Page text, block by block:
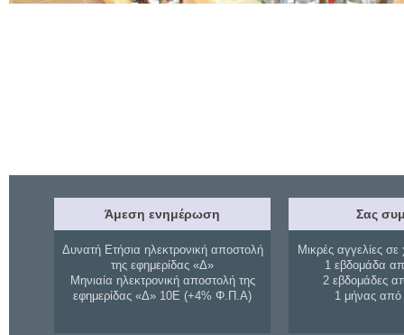
Άμεση ενημέρωση
Δυνατή Ετήσια ηλεκτρονική αποστολή
της εφημερίδας «Δ»
Μηνιαία ηλεκτρονική αποστολή της
εφημερίδας «Δ» 10Ε (+4% Φ.Π.Α)
Σας
Μικρές αγγελίες σε
1 εβδομάδα
2 εβδομάδες
1 μήνας